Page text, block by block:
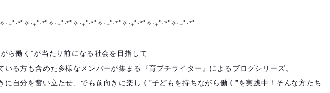
ら働く”が当たり前になる社会を目指して――
いる方も含めた多様なメンバーが集まる『育プチライター』によるブログシリーズ。
に自分を奮い立たせ、でも前向きに楽しく”子どもを持ちながら働く”を実践中！そんな方たち